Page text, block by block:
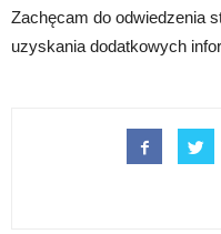
Zachęcam do odwiedzenia
uzyskania dodatkowych